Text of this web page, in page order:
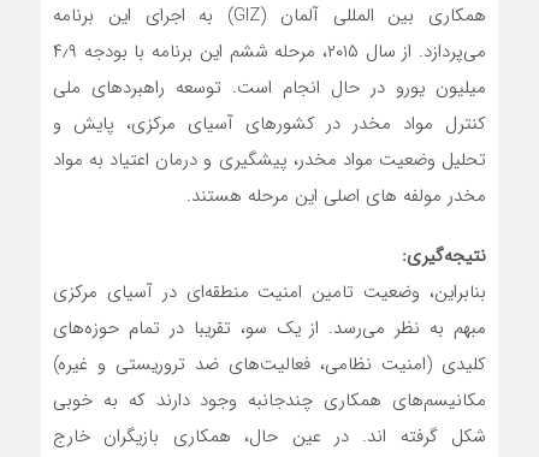
همکاری بین المللی آلمان (GIZ) به اجرای این برنامه
می‌پردازد. از سال ۲۰۱۵، مرحله ششم این برنامه با بودجه ۴٫۹
میلیون یورو در حال انجام است. توسعه راهبردهای ملی
کنترل مواد مخدر در کشورهای آسیای مرکزی، پایش و
تحلیل وضعیت مواد مخدر، پیشگیری و درمان اعتیاد به مواد
مخدر مولفه های اصلی این مرحله هستند.
نتیجه‌گیری:
بنابراین، وضعیت تامین امنیت منطقه‌ای در آسیای مرکزی
مبهم به نظر می‌رسد. از یک سو، تقریبا در تمام حوزه‌های
کلیدی (امنیت نظامی، فعالیت‌های ضد تروریستی و غیره)
مکانیسم‌های همکاری چندجانبه وجود دارند که به خوبی
شکل گرفته اند. در عین حال، همکاری بازیگران خارج